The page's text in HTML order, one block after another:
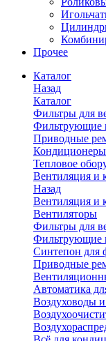
Прочее
Каталог
Назад
Каталог
Фильтры для
Фильтрующие
Приводные
Кондиционеры
Тепловое
Вентиляция и
Назад
Вентиляция и
Вентиляторы
Фильтры для
Фильтрующие
Синтепон для
Приводные
Автоматика
Воздуховоды